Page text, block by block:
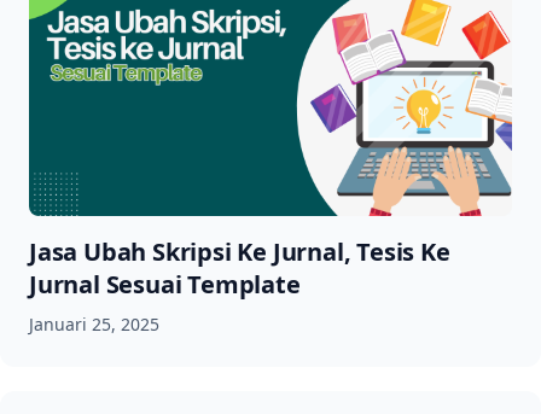
Jasa Ubah Skripsi Ke Jurnal, Tesis Ke
Jurnal Sesuai Template
Januari 25, 2025